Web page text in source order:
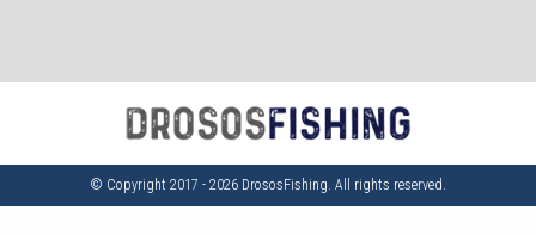
© Copyright 2017 - 2026 DrososFishing. All rights reserved.